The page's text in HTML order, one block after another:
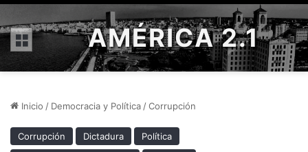
Menú AMÉRICA 2.1
Inicio / Democracia y Política /Corrupción
Corrupción Dictadura
Política